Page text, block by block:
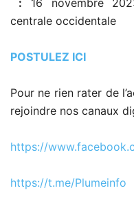
: 16 novembre
centrale occidentale
POSTULEZ ICI
Pour ne rien rater de
rejoindre nos canaux
https://
https://t.me/Plumeinfo